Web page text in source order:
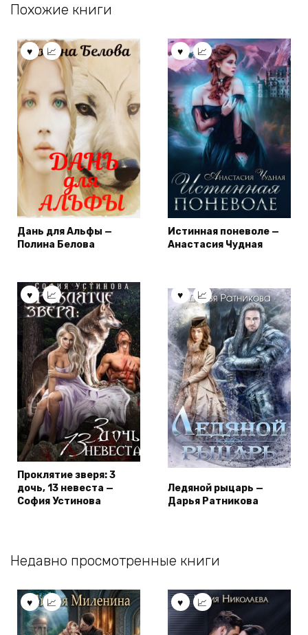
Похожие книги
Дань для Альфы —
Полина Белова
Истинная поневоле —
Анастасия Чудная
Проклятие зверя: 3
дочь, 13 невеста —
София Устинова
Ледяной рыцарь —
Дарья Ратникова
Недавно просмотренные книги